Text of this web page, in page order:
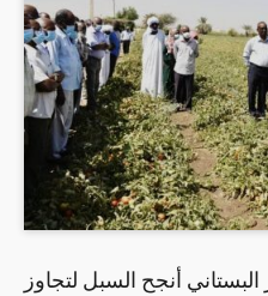
أنجح السبل لتجاوز